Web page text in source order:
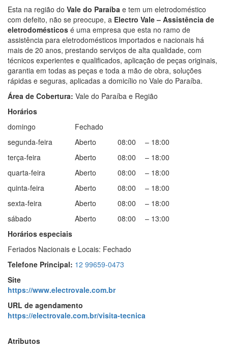
Esta na região do Vale do Paraíba e tem um eletrodoméstico
com defeito, não se preocupe, a Electro Vale – Assistência de
eletrodomésticos é uma empresa que esta no ramo de
assistência para eletrodomésticos importados e nacionais há
mais de 20 anos, prestando serviços de alta qualidade, com
técnicos experientes e qualificados, aplicação de peças originais,
garantia em todas as peças e toda a mão de obra, soluções
rápidas e seguras, aplicadas a domicílio no Vale do Paraíba.
Área de Cobertura: Vale do Paraíba e Região
Horários
domingo
Fechado
segunda-feira
Aberto 08:00 – 18:00
terça-feira
Aberto 08:00 – 18:00
quarta-feira
Aberto 08:00 – 18:00
quinta-feira
Aberto 08:00 – 18:00
sexta-feira
Aberto 08:00 – 18:00
sábado
Aberto 08:00 – 13:00
Horários especiais
Feriados Nacionais e Locais: Fechado
Telefone Principal: 12 99659-0473
Site
https://www.electrovale.com.br
URL de agendamento
https://electrovale.com.br/visita-tecnica
Atributos